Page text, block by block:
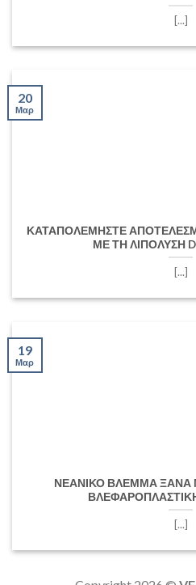
[...]
ΚΑΤΑΠΟΛΕΜΗΣΤΕ
ΜΕ ΤΗ ΛΙΠΟΛΥΣΗ
[...]
20
Μαρ
ΝΕΑΝΙΚΟ ΒΛΕΜΜΑ ΞΑΝΑ
ΒΛΕΦΑΡΟΠΛΑΣΤΙΚΗ
[...]
19
Μαρ